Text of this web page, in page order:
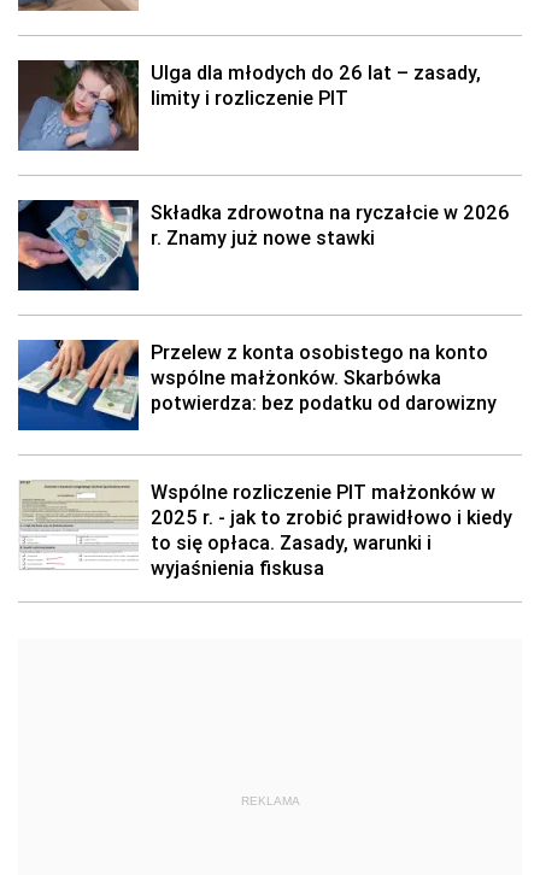
Ulga dla młodych do 26 lat – zasady,
limity i rozliczenie PIT
Składka zdrowotna na ryczałcie w 2026
r. Znamy już nowe stawki
Przelew z konta osobistego na konto
wspólne małżonków. Skarbówka
potwierdza: bez podatku od darowizny
Wspólne rozliczenie PIT małżonków w
2025 r. - jak to zrobić prawidłowo i kiedy
to się opłaca. Zasady, warunki i
wyjaśnienia fiskusa
REKLAMA